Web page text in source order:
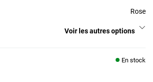
Rose
Voir les autres options
En stock